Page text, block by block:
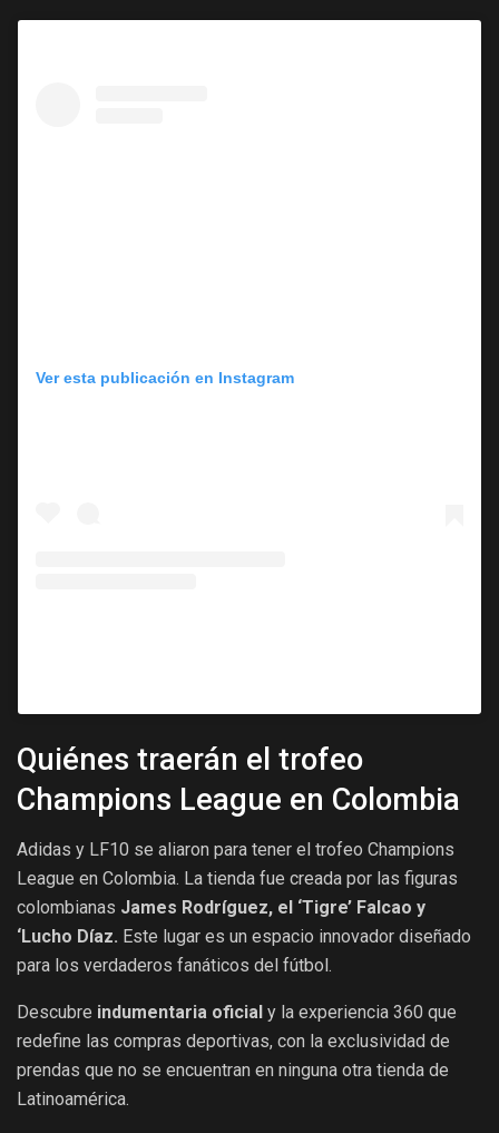
Ver esta publicación en Instagram
Quiénes traerán el trofeo
Champions League en Colombia
Adidas y LF10 se aliaron para tener el trofeo Champions
League en Colombia. La tienda fue creada por las figuras
colombianas James Rodríguez, el ‘Tigre’ Falcao y
‘Lucho Díaz. Este lugar es un espacio innovador diseñado
para los verdaderos fanáticos del fútbol.
Descubre indumentaria oficial y la experiencia 360 que
redefine las compras deportivas, con la exclusividad de
prendas que no se encuentran en ninguna otra tienda de
Latinoamérica.